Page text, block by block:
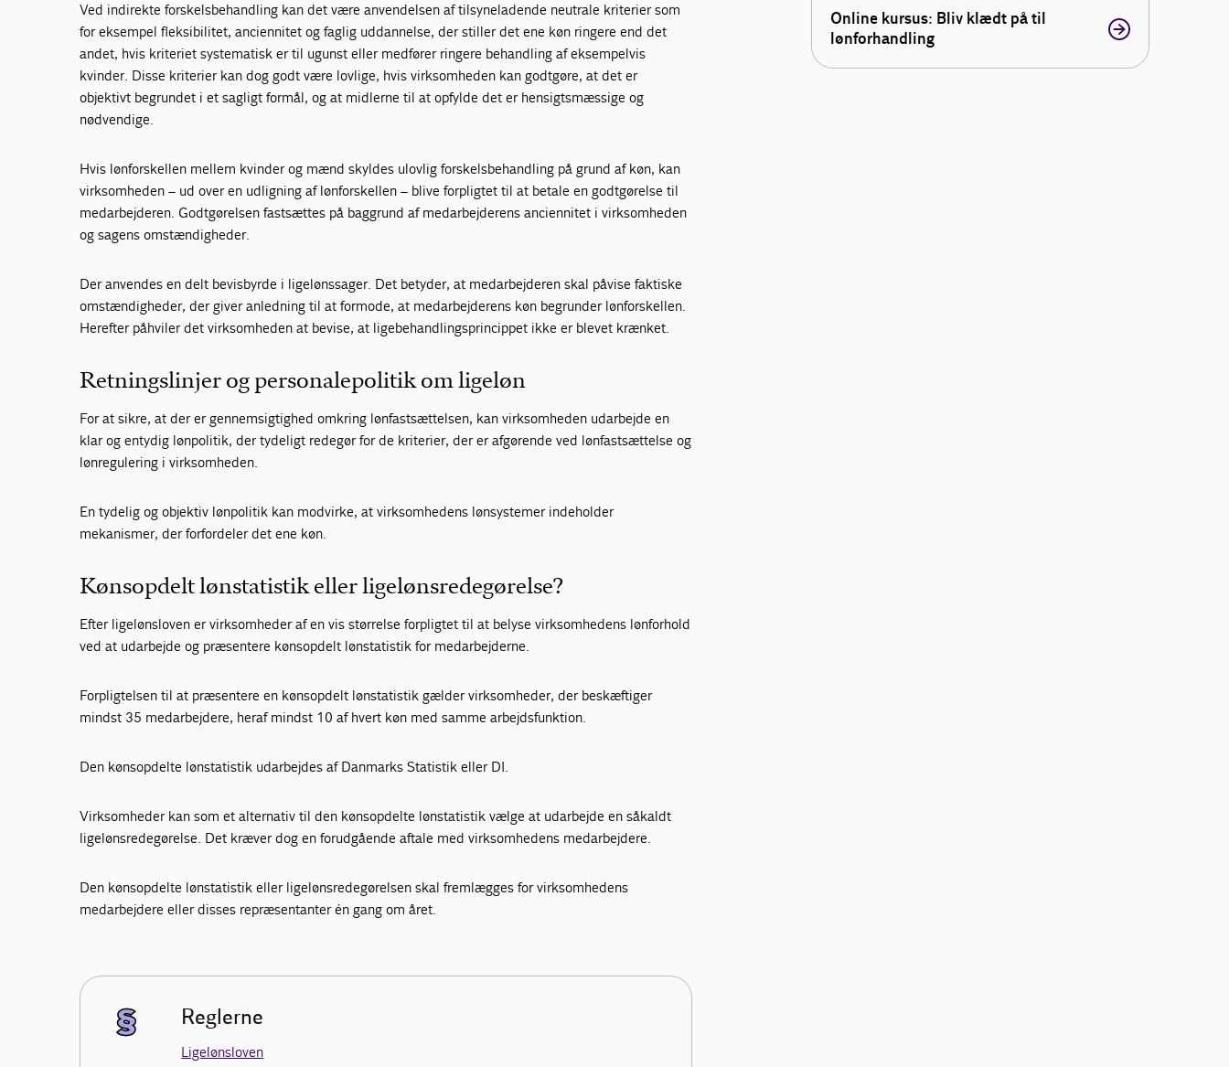
Ved indirekte forskelsbehandling kan det være anvendelsen af tilsyneladende neutrale kriterier som
for eksempel fleksibilitet, anciennitet og faglig uddannelse, der stiller det ene køn ringere end det
andet, hvis kriteriet systematisk er til ugunst eller medfører ringere behandling af eksempelvis
kvinder. Disse kriterier kan dog godt være lovlige, hvis virksomheden kan godtgøre, at det er
objektivt begrundet i et sagligt formål, og at midlerne til at opfylde det er hensigtsmæssige og
nødvendige.
Hvis lønforskellen mellem kvinder og mænd skyldes ulovlig forskelsbehandling på grund af køn, kan
virksomheden – ud over en udligning af lønforskellen – blive forpligtet til at betale en godtgørelse til
medarbejderen. Godtgørelsen fastsættes på baggrund af medarbejderens anciennitet i virksomheden
og sagens omstændigheder.
Der anvendes en delt bevisbyrde i ligelønssager. Det betyder, at medarbejderen skal påvise faktiske
omstændigheder, der giver anledning til at formode, at medarbejderens køn begrunder lønforskellen.
Herefter påhviler det virksomheden at bevise, at ligebehandlingsprincippet ikke er blevet krænket.
Retningslinjer og personalepolitik om ligeløn
For at sikre, at der er gennemsigtighed omkring lønfastsættelsen, kan virksomheden udarbejde en
klar og entydig lønpolitik, der tydeligt redegør for de kriterier, der er afgørende ved lønfastsættelse og
lønregulering i virksomheden.
En tydelig og objektiv lønpolitik kan modvirke, at virksomhedens lønsystemer indeholder
mekanismer, der forfordeler det ene køn.
Kønsopdelt lønstatistik eller ligelønsredegørelse?
Efter ligelønsloven er virksomheder af en vis størrelse forpligtet til at belyse virksomhedens lønforhold
ved at udarbejde og præsentere kønsopdelt lønstatistik for medarbejderne.
Forpligtelsen til at præsentere en kønsopdelt lønstatistik gælder virksomheder, der beskæftiger
mindst 35 medarbejdere, heraf mindst 10 af hvert køn med samme arbejdsfunktion.
Den kønsopdelte lønstatistik udarbejdes af Danmarks Statistik eller DI.
Virksomheder kan som et alternativ til den kønsopdelte lønstatistik vælge at udarbejde en såkaldt
ligelønsredegørelse. Det kræver dog en forudgående aftale med virksomhedens medarbejdere.
Den kønsopdelte lønstatistik eller ligelønsredegørelsen skal fremlægges for virksomhedens
medarbejdere eller disses repræsentanter én gang om året.
Reglerne
Ligelønsloven
Online kursus: Bliv klædt på til
lønforhandling